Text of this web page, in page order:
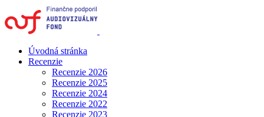
Úvodná stránka
Recenzie
Recenzie 2026
Recenzie 2025
Recenzie 2024
Recenzie 2022
Recenzie 2023